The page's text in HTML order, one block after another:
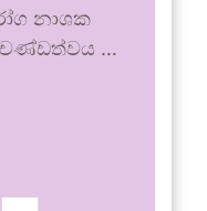
නාශක
…